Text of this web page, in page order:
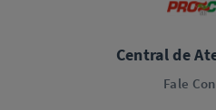
Central de
Fale